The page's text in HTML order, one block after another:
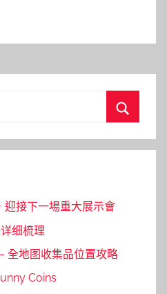
迎接下一場重大展示會
细梳理
全地图收集品位置攻略
Coins